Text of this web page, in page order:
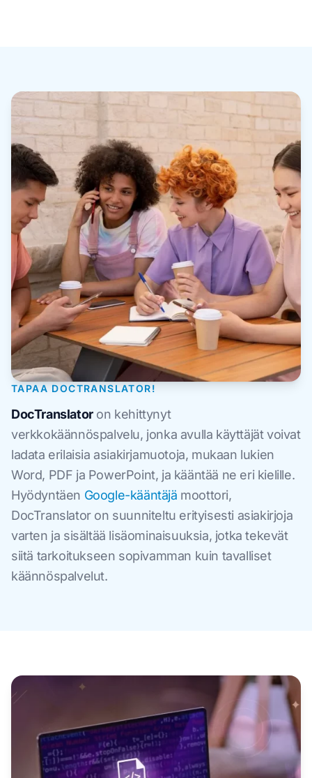
TAPAA DOCTRANSLATOR!
DocTranslatoron kehittynyt
verkkokäännöspalvelu, jonka avulla käyttäjät voivat
ladata erilaisia asiakirjamuotoja, mukaan lukien
Word, PDF ja PowerPoint, ja kääntää ne eri kielille.
Hyödyntäen Google-kääntäjä moottori,
DocTranslator on suunniteltu erityisesti asiakirjoja
varten ja sisältää lisäominaisuuksia, jotka tekevät
siitä tarkoitukseen sopivamman kuin tavalliset
käännöspalvelut.